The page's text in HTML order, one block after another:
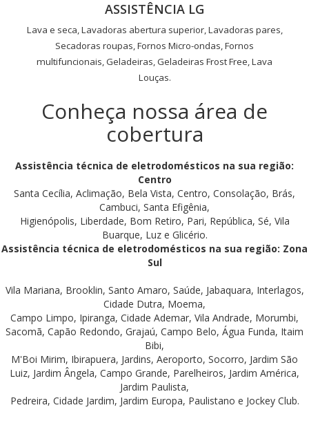
ASSISTÊNCIA LG
Lava e seca, Lavadoras abertura superior, Lavadoras pares,
Secadoras roupas, Fornos Micro-ondas, Fornos
multifuncionais, Geladeiras, Geladeiras Frost Free, Lava
Louças.
Conheça nossa área de
cobertura
Assistência técnica de eletrodomésticos na sua região:
Centro
Santa Cecília, Aclimação, Bela Vista, Centro, Consolação, Brás,
Cambuci, Santa Efigênia,
Higienópolis, Liberdade, Bom Retiro, Pari, República, Sé, Vila
Buarque, Luz e Glicério.
Assistência técnica de eletrodomésticos na sua região: Zona
Sul
Vila Mariana, Brooklin, Santo Amaro, Saúde, Jabaquara, Interlagos,
Cidade Dutra, Moema,
Campo Limpo, Ipiranga, Cidade Ademar, Vila Andrade, Morumbi,
Sacomã, Capão Redondo, Grajaú, Campo Belo, Água Funda, Itaim
Bibi,
M'Boi Mirim, Ibirapuera, Jardins, Aeroporto, Socorro, Jardim São
Luiz, Jardim Ângela, Campo Grande, Parelheiros, Jardim América,
Jardim Paulista,
Pedreira, Cidade Jardim, Jardim Europa, Paulistano e Jockey Club.